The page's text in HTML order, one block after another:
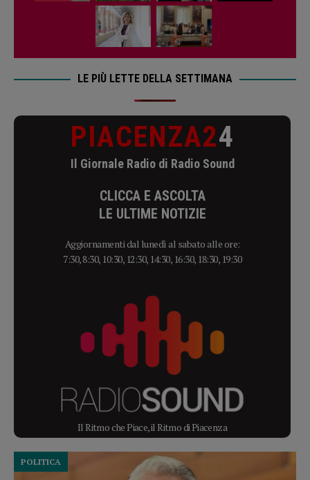
LE PIÙ LETTE DELLA SETTIMANA
PIACENZA24
Il Giornale Radio di Radio Sound
CLICCA E ASCOLTA
LE ULTIME NOTIZIE
Aggiornamenti dal lunedì al sabato alle ore:
7:30, 8:30, 10:30, 12:30, 14:30, 16:30, 18:30, 19:30
Il Ritmo che Piace, il Ritmo di Piacenza
POLITICA